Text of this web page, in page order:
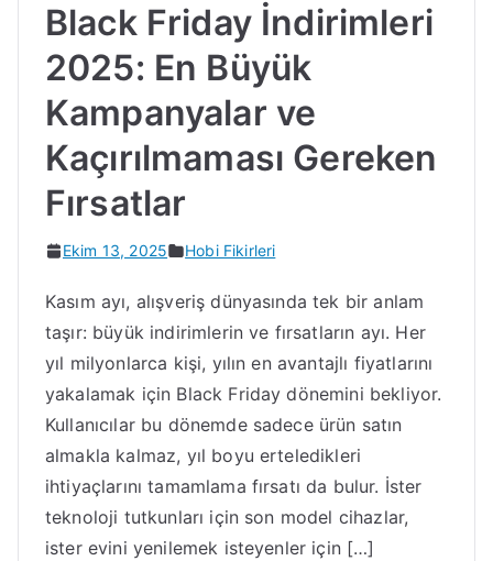
Black Friday İndirimleri
2025: En Büyük
Kampanyalar ve
Kaçırılmaması Gereken
Fırsatlar
Ekim 13, 2025 Hobi Fikirleri
Kasım ayı, alışveriş dünyasında tek bir anlam
taşır: büyük indirimlerin ve fırsatların ayı. Her
yıl milyonlarca kişi, yılın en avantajlı fiyatlarını
yakalamak için Black Friday dönemini bekliyor.
Kullanıcılar bu dönemde sadece ürün satın
almakla kalmaz, yıl boyu erteledikleri
ihtiyaçlarını tamamlama fırsatı da bulur. İster
teknoloji tutkunları için son model cihazlar,
ister evini yenilemek isteyenler için […]